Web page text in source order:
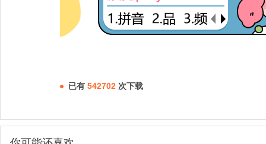
已有 542702 次下载